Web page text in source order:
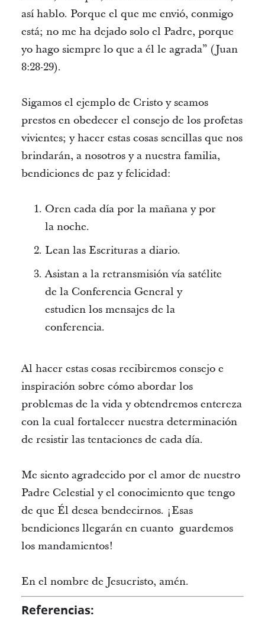
así hablo. Porque el que me envió, conmigo
está; no me ha dejado solo el Padre, porque
yo hago siempre lo que a él le agrada” (Juan
8:28-29).
Sigamos el ejemplo de Cristo y seamos
prestos en obedecer el consejo de los profetas
vivientes; y hacer estas cosas sencillas que nos
brindarán, a nosotros y a nuestra familia,
bendiciones de paz y felicidad:
Oren cada día por la mañana y por
la noche.
Lean las Escrituras a diario.
Asistan a la retransmisión vía satélite
de la Conferencia General y
estudien los mensajes de la
conferencia.
Al hacer estas cosas recibiremos consejo e
inspiración sobre cómo abordar los
problemas de la vida y obtendremos entereza
con la cual fortalecer nuestra determinación
de resistir las tentaciones de cada día.
Me siento agradecido por el amor de nuestro
Padre Celestial y el conocimiento que tengo
de que Él desea bendecirnos. ¡Esas
bendiciones llegarán en cuanto guardemos
los mandamientos!
En el nombre de Jesucristo, amén.
Referencias: